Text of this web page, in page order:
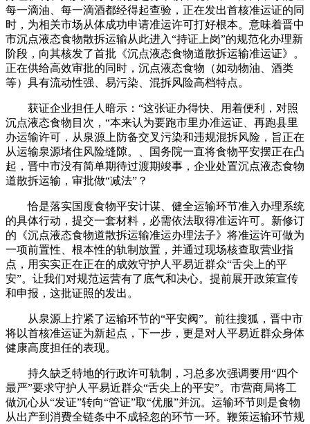
每一滴油、每一滴酒都经得起查验，正在发出首核准运证的同
时，为相关市场从体成功申请准运许可打好根本。意味着晋中
市沉点液态食物散拆运输从此进入“持证上岗”的规范化办理新
阶段，向其核发了首批《沉点液态食物道散拆运输准运证》。
正在供给高效审批的同时，沉点液态食物（如动物油、酒类
等）具有流动性强、易污染、混拆风险高档特点。
获证企业担任人暗示：“这张证办得快、用着便利，对照
沉点液态食物目次，“本来认为要跑市里办准运证、再跑县里
办运输许可，从泉源上防备交叉污染和违规混拆风险，旨正在
从运输泉源堵住风险缝隙。、国务院一直将食物平安摆正在凸
起，晋中市没有简单期待过渡期竣事，企业处置沉点液态食物
道散拆运输，审批做“减法”？
恰是落实国度食物平安计谋、健全运输环节准入办理系统
的具体行动，提交一套材料，必需依法取得准运许可。新修订
的《沉点液态食物道散拆运输准运办理法子》将准运许可做为
一项前置性、根本性的轨制放置，并通过现场核查取营业指
点，用实实正在正在的成效守护人平易近群众“舌尖上的平
安”。让我们对规范运营有了底气和决心。提前展开政策宣传
和申报，这批证照的发出。
从泉源上拧紧了运输环节的“平安阀”。前往搜狐，晋中市
将以首核准运证为新起点，下一步，更是对人平易近群众身体
健康高度担任的表现。
持久缺乏特地的行政许可轨制，习总多次强调要用“四个
最严”要求守护人平易近群众“舌尖上的平安”。市营商局将工
做沉心从“发证”转向“管证”取“优服”并沉。运输环节则是食物
从出产到消费全链条中不成轻忽的环节一环。鞭策运输环节规